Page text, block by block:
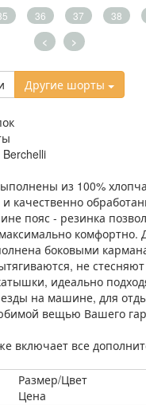
36 37 38
< >
Другие шорты
из 100%
качественно
пояс - резинка
комфортно.
боковыми
не
идеально
на машине, для
вещью Вашего
включает все
Размер/Цвет
Цена